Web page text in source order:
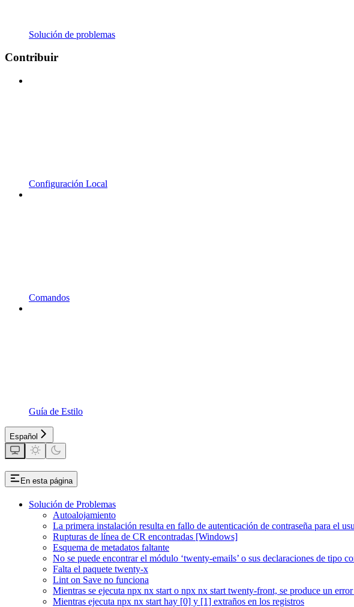
Solución de problemas
Contribuir
Configuración Local
Comandos
Guía de Estilo
Español
En esta página
Solución de Problemas
Autoalojamiento
La primera instalación resulta en fallo de autenticación de contraseña para el
Rupturas de línea de CR encontradas [Windows]
Esquema de metadatos faltante
No se puede encontrar el módulo ‘twenty-emails’ o sus declaraciones de tipo
Falta el paquete twenty-x
Lint on Save no funciona
Mientras se ejecuta npx nx start o npx nx start twenty-front, se produce un
Mientras ejecuta npx nx start hay [0] y [1] extraños en los registros